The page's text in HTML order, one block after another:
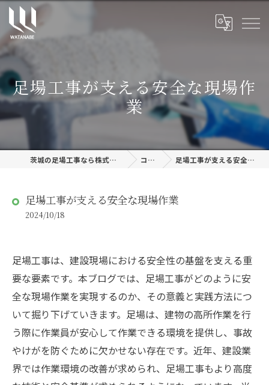
足場工事が支える安全な現場作
業
茨城の足場工事なら株式会社渡邊建設 コラム 足場工事が支える安全な現場作業
足場工事が支える安全な現場作業
2024/10/18
足場工事は、建設現場における安全性の基盤を支える重
要な要素です。本ブログでは、足場工事がどのように安
全な現場作業を実現するのか、その意義と実践方法につ
いて掘り下げていきます。足場は、建物の高所作業を行
う際に作業員が安心して作業できる環境を提供し、事故
やけがを防ぐために欠かせない存在です。近年、建設業
界では作業環境の改善が求められ、足場工事もより高度